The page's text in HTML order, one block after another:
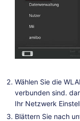
Wählen Sie die
verbunden sind.
Ihr Netzwerk
Blättern Sie nach